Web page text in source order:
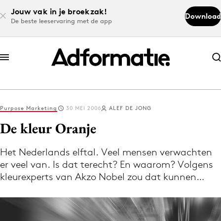
Jouw vak in je broekzak!
De beste leeservaring met de app
Download
Abonneer nu
Abonneer nu
Log in
Download de app
Volg het laatste nieuws via de Adformatie
Nieuws app
Purpose Marketing 30 MEI 2006 ALEF DE JONG
De kleur Oranje
Het Nederlands elftal. Veel mensen verwachten
er veel van. Is dat terecht? En waarom? Volgens
kleurexperts van Akzo Nobel zou dat kunnen…